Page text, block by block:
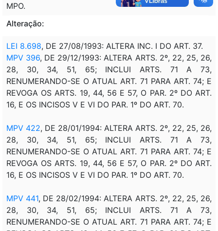
MPO.
Alteração:
LEI 8.698, DE 27/08/1993: ALTERA INC. I DO ART. 37.
MPV 396, DE 29/12/1993: ALTERA ARTS. 2º, 22, 25, 26,
28, 30, 34, 51, 65; INCLUI ARTS. 71 A 73,
RENUMERANDO-SE O ATUAL ART. 71 PARA ART. 74; E
REVOGA OS ARTS. 19, 44, 56 E 57, O PAR. 2º DO ART.
16, E OS INCISOS V E VI DO PAR. 1º DO ART. 70.
MPV 422, DE 28/01/1994: ALTERA ARTS. 2º, 22, 25, 26,
28, 30, 34, 51, 65; INCLUI ARTS. 71 A 73,
RENUMERANDO-SE O ATUAL ART. 71 PARA ART. 74; E
REVOGA OS ARTS. 19, 44, 56 E 57, O PAR. 2º DO ART.
16, E OS INCISOS V E VI DO PAR. 1º DO ART. 70.
MPV 441, DE 28/02/1994: ALTERA ARTS. 2º, 22, 25, 26,
28, 30, 34, 51, 65; INCLUI ARTS. 71 A 73,
RENUMERANDO-SE O ATUAL ART. 71 PARA ART. 74; E